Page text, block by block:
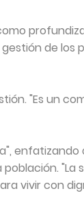
de los
"Es un
enfatizando
"La
vivir con